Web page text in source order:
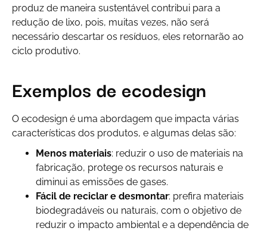
produz de maneira sustentável contribui para a
redução de lixo, pois, muitas vezes, não será
necessário descartar os resíduos, eles retornarão ao
ciclo produtivo.
Exemplos de ecodesign
O ecodesign é uma abordagem que impacta várias
características dos produtos, e algumas delas são:
Menos materiais: reduzir o uso de materiais na
fabricação, protege os recursos naturais e
diminui as emissões de gases.
Fácil de reciclar e desmontar: prefira materiais
biodegradáveis ou naturais, com o objetivo de
reduzir o impacto ambiental e a dependência de